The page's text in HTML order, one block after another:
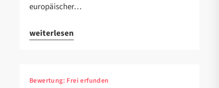
europäischer…
weiterlesen
Bewertung: Frei erfunden